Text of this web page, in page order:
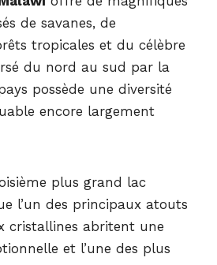
de savanes, de
tropicales et du célèbre
du nord au sud par la
possède une diversité
encore largement
plus grand lac
l’un des principaux atouts
cristallines abritent une
et l’une des plus